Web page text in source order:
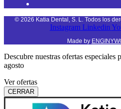
© 2026 Katia Dental, S. L. Todos los
Instagram Linkedin
Made by
Descubre nuestras ofertas especiales
agosto
Ver ofertas
CERRAR